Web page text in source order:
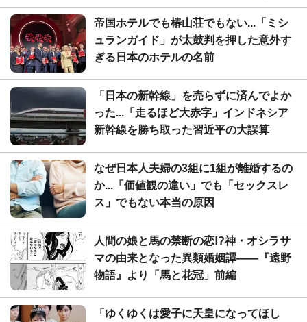
帝国ホテルでも椿山荘でもない...「ミシ
ュランガイド」が太鼓判を押した意外す
ぎる日本のホテルの名前
「日本の新幹線」を売らずに済んでよか
った...「走るほど大赤字」インドネシア
新幹線を勝ち取った習近平の大誤算
なぜ日本人夫婦の3組に1組が離婚するの
か...「価値観の違い」でも「セックスレ
ス」でもない本当の原因
人間の娘と馬の禁断の恋!?神・オシラサ
マの由来となった異類婚姻譚――『遠野
物語』より「馬と花冠」前編
「ゆくゆくは愛子に天皇になってほし